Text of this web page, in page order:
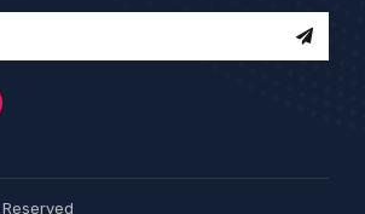
Reserved